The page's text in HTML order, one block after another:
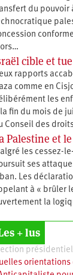
du pouvoir
cible et
rapports
comme en
les
fin du mois de
Conseil des
Palestine et
les cessez-
ses
Les
à « brûler
la
+ lus
orientations